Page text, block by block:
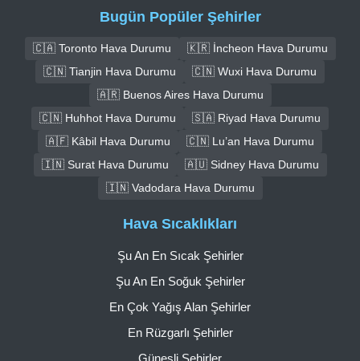
Bugün Popüler Şehirler
🇨🇦 Toronto Hava Durumu
🇰🇷 İncheon Hava Durumu
🇨🇳 Tianjin Hava Durumu
🇨🇳 Wuxi Hava Durumu
🇦🇷 Buenos Aires Hava Durumu
🇨🇳 Huhhot Hava Durumu
🇸🇦 Riyad Hava Durumu
🇦🇫 Kâbil Hava Durumu
🇨🇳 Lu’an Hava Durumu
🇮🇳 Surat Hava Durumu
🇦🇺 Sidney Hava Durumu
🇮🇳 Vadodara Hava Durumu
Hava Sıcaklıkları
Şu An En Sıcak Şehirler
Şu An En Soğuk Şehirler
En Çok Yağış Alan Şehirler
En Rüzgarlı Şehirler